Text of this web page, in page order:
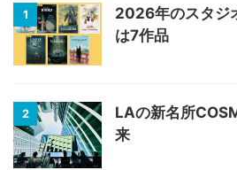
1
2026年のスタジ
は7作品
2
LAの新名所
来